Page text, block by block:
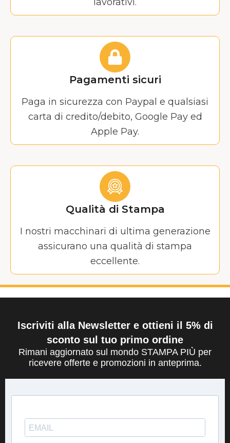
Pagamenti sicuri
Paga in sicurezza con Paypal e qualsiasi
carta di credito/debito, Google Pay ed
Apple Pay.
Qualità di Stampa
I nostri macchinari di ultima generazione
assicurano una qualità di stampa
eccellente.
Iscriviti alla Newsletter e ottieni il 5% di
sconto sul tuo primo ordine
Rimani aggiornato sul mondo STAMPA PIÙ per
ricevere offerte e promozioni in anteprima.